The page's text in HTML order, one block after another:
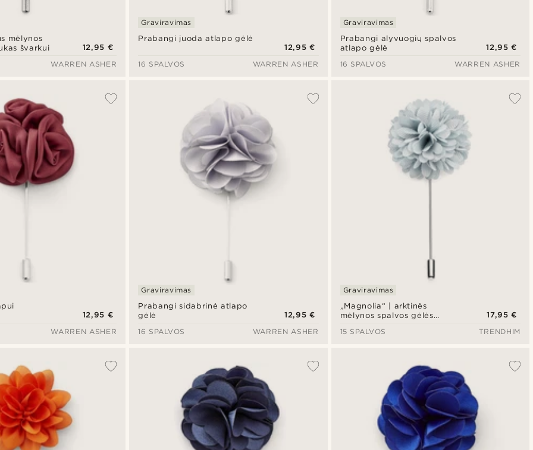
mėlynos
švarkui
12,95 €
WARREN ASHER
Prabangi juoda atlapo gėlė
Graviravimas
12,95 €
16 SPALVOS
WARREN ASHER
Prabangi alyvuogių spalvos
atlapo gėlė
Graviravimas
12,95 €
16 SPALVOS
WARREN ASHER
12,95 €
WARREN ASHER
Prabangi sidabrinė atlapo
gėlė
Graviravimas
12,95 €
16 SPALVOS
WARREN ASHER
„Magnolia“ | arktinės
mėlynos spalvos gėlės
Graviravimas
17,95 €
15 SPALVOS
TRENDHIM